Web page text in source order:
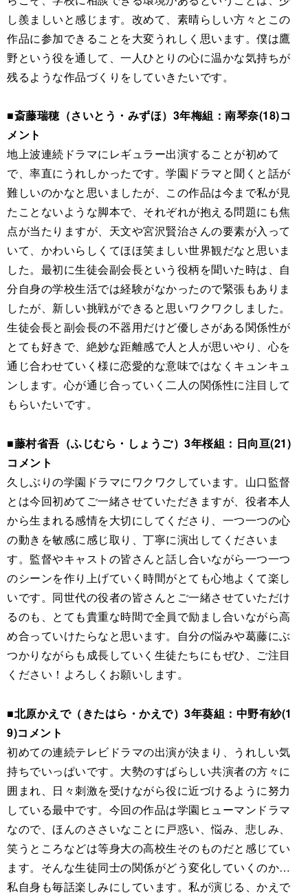
し羨ましいと感じます。改めて、素晴らしい方々とこの
作品に参加できることを大変うれしく思います。僕は鷹
野という役を通して、一人ひとりの心に温かな気持ちが
残るような作品づくりをしていきたいです。
■斎藤瑞穂（さいとう・みずほ）3年梅組：南琴奈(18)コ
メント
地上波連続ドラマにレギュラー出演することが初めて
で、率直にうれしかったです。学園ドラマと聞くと話が
難しいのかなと思いましたが、この作品は今まで私が見
たことないような脚本で、それぞれが抱える問題にも焦
点が当たりますが、天文や宮沢賢治さんの要素が入って
いて、かわいらしくてほほ笑ましい世界観だなと思いま
した。最初に生徒会副会長という役柄を聞いた時は、自
分自身の学校生活では経験がなかったので緊張もありま
したが、新しい挑戦ができると思いワクワクしました。
生徒会長と副会長の不器用だけど優しさがある関係性が
とても好きで、絶妙な距離感で人と人が思いやり、心を
通じ合わせていく様に恋愛的な意味ではなくキュンキュ
ンします。心が通じ合っていく二人の関係性に注目して
もらいたいです。
■藤村省吾（ふじむら・しょうご）3年桜組：日向亘(21)
コメント
久しぶりの学園ドラマにワクワクしています。山口監督
とは今回初めてご一緒させていただきますが、役者本人
から生まれる感情を大切にしてくださり、一つ一つの心
の動きを敏感に感じ取り、丁寧に演出してくださいま
す。監督やキャストの皆さんと話し合いながら一つ一つ
のシーンを作り上げていく時間がとても心地よくて楽し
いです。同世代の役者の皆さんとご一緒させていただけ
るのも、とても貴重な時間で全員で励まし合いながら高
め合っていけたらなと思います。自分の悩みや葛藤にぶ
つかりながらも成長していく生徒たちにもぜひ、ご注目
ください！よろしくお願いします。
■北原かえで（きたはら・かえで）3年葵組：中野有紗(1
9)コメント
初めての連続テレビドラマの出演が決まり、うれしい気
持ちでいっぱいです。大勢のすばらしい共演者の方々に
囲まれ、日々刺激を受けながら役に近づけるように努力
している最中です。今回の作品は学園ヒューマンドラマ
なので、ほんのささいなことに戸惑い、悩み、悲しみ、
笑うところなどは等身大の高校生そのものだと感じてい
ます。そんな生徒同士の関係がどう変化していくのか…
私自身も毎話楽しみにしています。私が演じる、かえで